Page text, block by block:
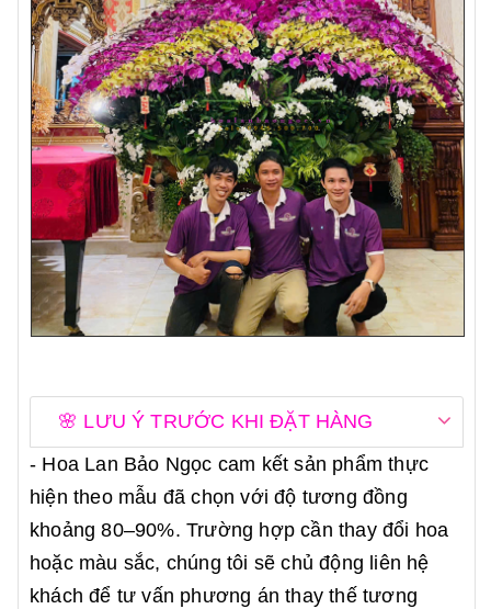
🌸 LƯU Ý TRƯỚC KHI ĐẶT HÀNG
- Hoa Lan Bảo Ngọc cam kết sản phẩm thực
hiện theo mẫu đã chọn với độ tương đồng
khoảng 80–90%. Trường hợp cần thay đổi hoa
hoặc màu sắc, chúng tôi sẽ chủ động liên hệ
khách để tư vấn phương án thay thế tương